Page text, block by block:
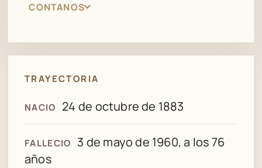
CONTANOS
TRAYECTORIA
NACIO 24 de octubre de 1883
FALLECIO
3 de mayo de 1960, a los 76
años